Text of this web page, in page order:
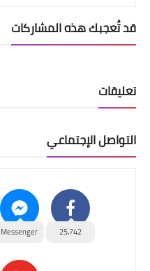
قد تُعجبك هذه المشاركات
تعليقات
التواصل الإجتماعي
25,742
Messenger